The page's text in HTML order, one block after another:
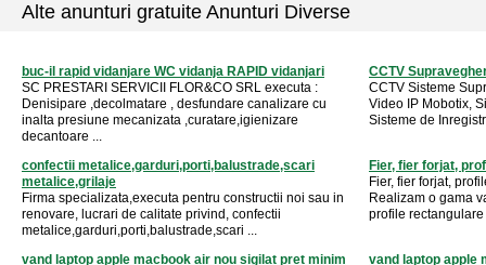
Alte anunturi gratuite Anunturi Diverse
buc-il rapid vidanjare WC vidanja RAPID vidanjari
SC PRESTARI SERVICII FLOR&CO SRL executa :
Denisipare ,decolmatare , desfundare canalizare cu
inalta presiune mecanizata ,curatare,igienizare
decantoare ...
CCTV
CCTV Sisteme
Video IP Mobotix,
Sisteme de
confectii metalice,garduri,porti,balustrade,scari
metalice,grilaje
Firma specializata,executa pentru constructii noi sau in
renovare, lucrari de calitate privind, confectii
metalice,garduri,porti,balustrade,scari ...
Fier, fier forjat,
Fier, fier forjat,
Realizam o gama
profile
vand laptop apple macbook air nou sigilat pret minim
vand laptop apple